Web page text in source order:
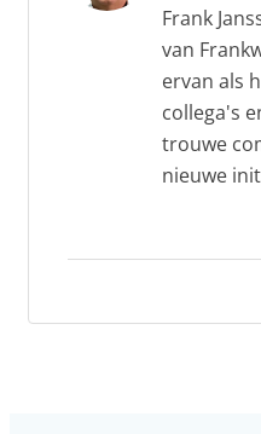
Frank
van
ervan als
collega's
trouwe
nieuwe